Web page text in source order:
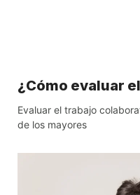
¿Cómo evaluar
Evaluar el trabajo
de los mayores